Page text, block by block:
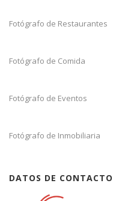
Fotógrafo de Restaurantes
Fotógrafo de Comida
Fotógrafo de Eventos
Fotógrafo de Inmobiliaria
DATOS DE CONTACTO